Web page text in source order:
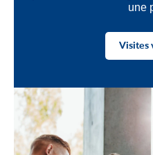
une
Visites